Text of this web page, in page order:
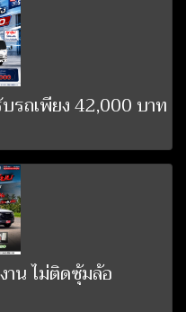
รถเพียง 42,000 บาท
น ไม่ติดซุ้มล้อ